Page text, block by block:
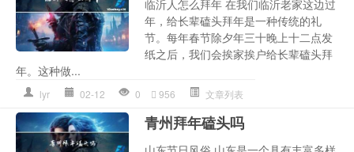
临沂人怎么拜年 在我们临沂老家这边过
年，给长辈磕头拜年是一种传统的礼
节。每年春节除夕年三十晚上十二点发
纸之后，我们会挨家挨户给长辈磕头拜
年。这种做...
lyr 02-12 0 956 文章列表
青州拜年磕头吗